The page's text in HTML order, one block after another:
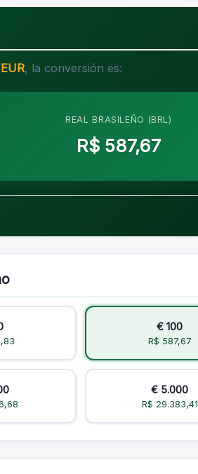
, la conversión es:
REAL BRASILEÑO (BRL)
R$ 587,67
€ 100
R$ 587,67
€ 5.000
R$ 29.383,41